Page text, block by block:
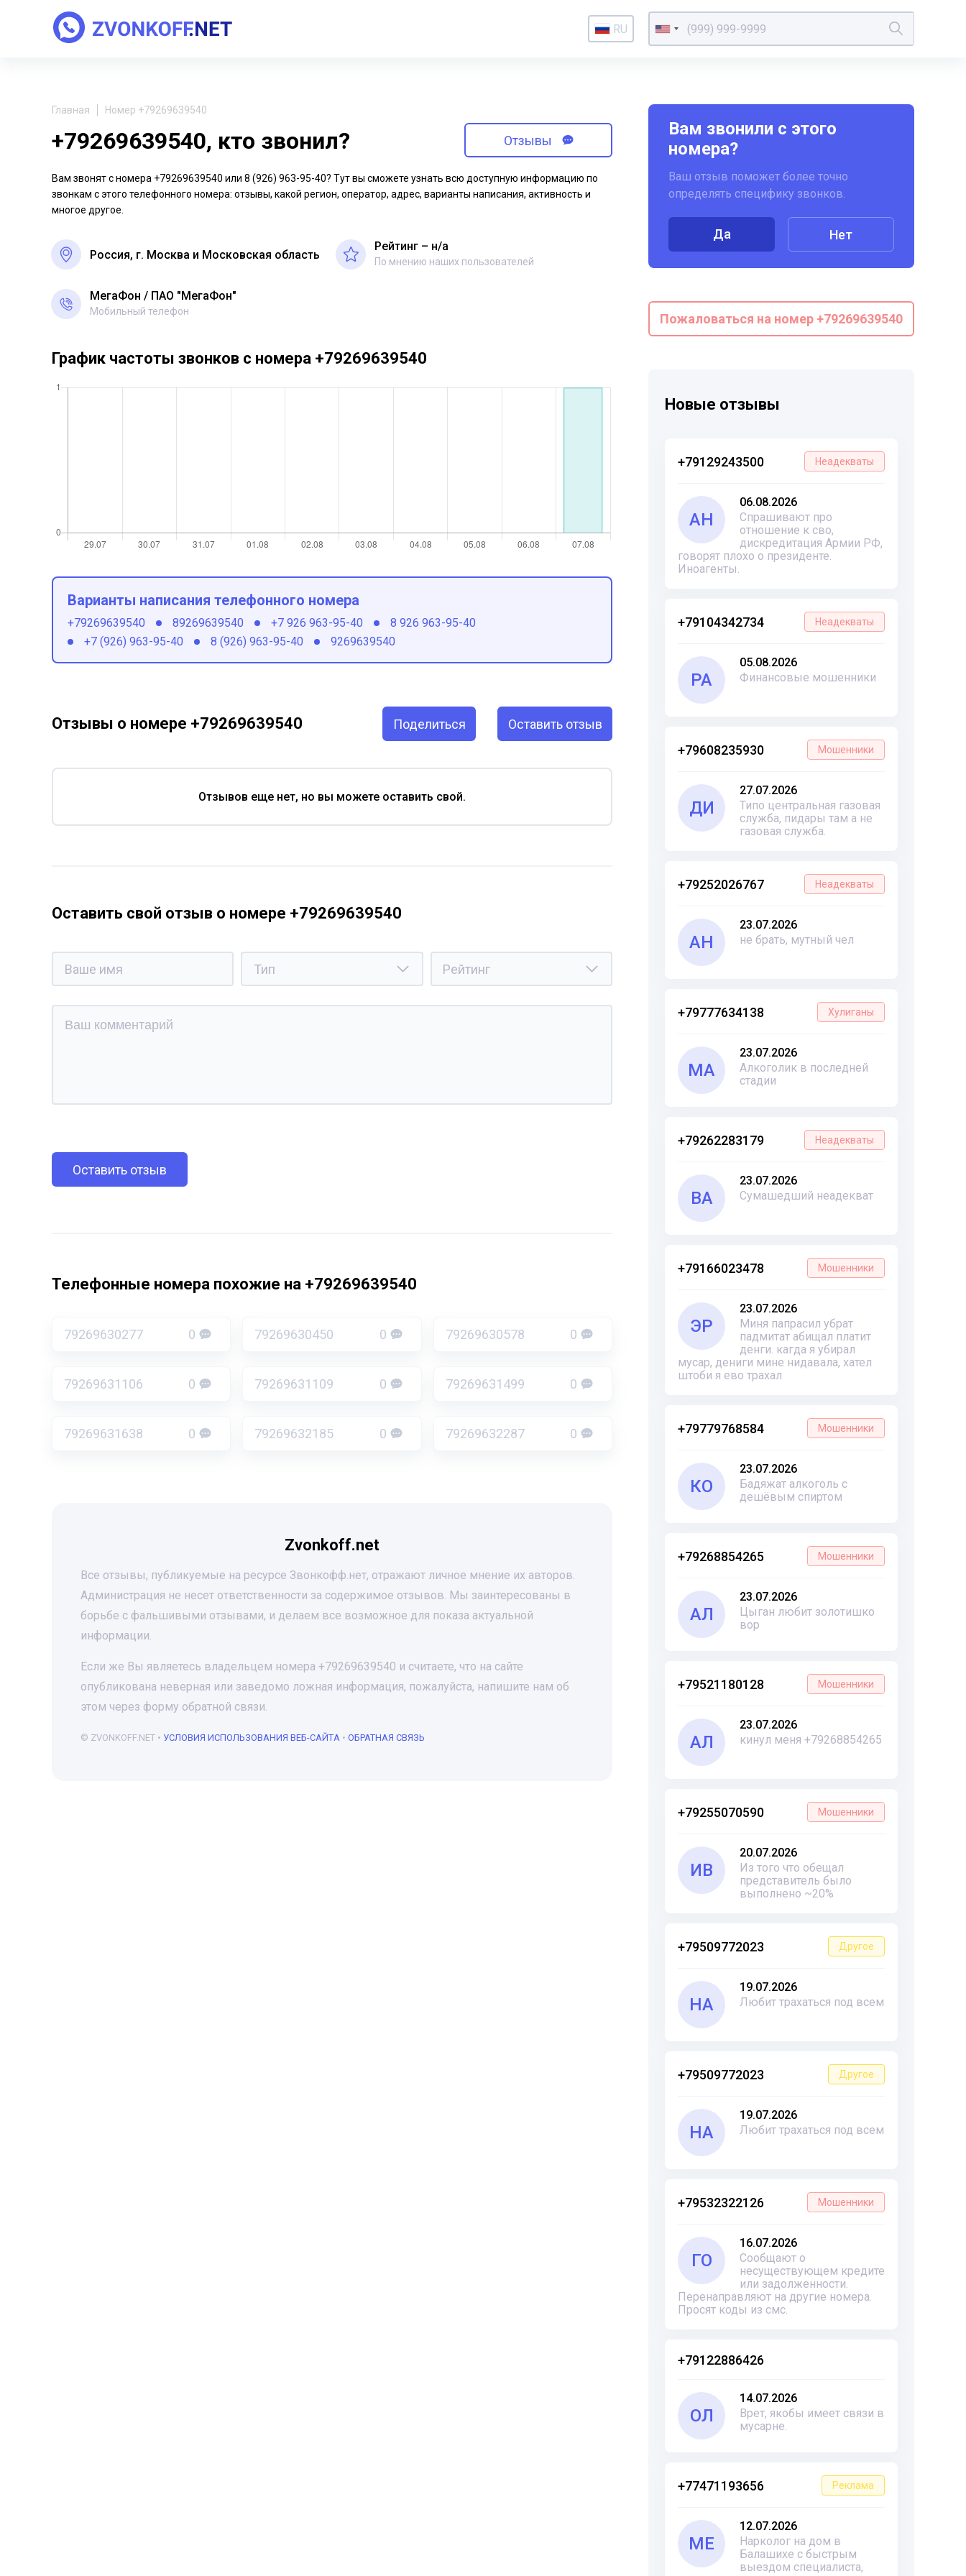
RU
Главная Номер +79269639540
+79269639540, кто звонил? Отзывы
Вам звонят с номера +79269639540 или 8 (926) 963-95-40? Тут вы сможете узнать всю доступную информацию по
звонкам с этого телефонного номера: отзывы, какой регион, оператор, адрес, варианты написания, активность и
многое другое.
Россия, г. Москва и Московская область
Рейтинг – н/a
По мнению наших пользователей
МегаФон ПАО "МегаФон"
Мобильный телефон
Вам звонили с этого
номера?
Ваш отзыв поможет более точно
определять специфику звонков.
Да Нет
Пожаловаться на номер +79269639540
Новые отзывы
+79129243500 Неадекваты
АН
06.08.2026
Спрашивают про
отношение к сво,
дискредитация Армии РФ,
говорят плохо о президенте.
Иноагенты.
+79104342734 Неадекваты
РА
05.08.2026
Финансовые мошенники
+79608235930 Мошенники
ДИ
27.07.2026
Типо центральная газовая
служба, пидары там а не
газовая служба.
+79252026767 Неадекваты
АН
23.07.2026
не брать, мутный чел
+79777634138 Хулиганы
МА
23.07.2026
Алкоголик в последней
стадии
+79262283179 Неадекваты
ВА
23.07.2026
Сумашедший неадекват
+79166023478 Мошенники
ЭР
23.07.2026
Миня папрасил убрат
падмитат абищал платит
денги. кагда я убирал
мусар, дениги мине нидавала, хател
штоби я ево трахал
+79779768584 Мошенники
КО
23.07.2026
Бадяжат алкоголь с
дешёвым спиртом
+79268854265 Мошенники
АЛ
23.07.2026
Цыган любит золотишко
вор
+79521180128 Мошенники
АЛ
23.07.2026
кинул меня +79268854265
+79255070590 Мошенники
ИВ
20.07.2026
Из того что обещал
представитель было
выполнено ~20%
+79509772023 Другое
НА
19.07.2026
Любит трахаться под всем
+79509772023 Другое
НА
19.07.2026
Любит трахаться под всем
+79532322126 Мошенники
ГО
16.07.2026
Сообщают о
несуществующем кредите
или задолженности.
Перенаправляют на другие номера.
Просят коды из смс.
+79122886426
ОЛ
14.07.2026
Врет, якобы имеет связи в
мусарне.
+77471193656 Реклама
ME
12.07.2026
Нарколог на дом в
Балашихе с быстрым
выездом специалиста,
График частоты звонков с номера +79269639540
Варианты написания телефонного номера
+79269639540 89269639540 +7 926 963-95-40
8 926 963-95-40
+7 (926) 963-95-40
8 (926) 963-95-40 9269639540
Отзывы о номере +79269639540 Поделиться Оставить отзыв
Отзывов еще нет, но вы можете оставить свой.
Оставить свой отзыв о номере +79269639540
Оставить отзыв
Телефонные номера похожие на +79269639540
79269630277 0 79269630450 0 79269630578 0
79269631106 0 79269631109 0 79269631499 0
79269631638 0 79269632185 0 79269632287 0
Zvonkoff.net
Все отзывы, публикуемые на ресурсе Звонкофф.нет, отражают личное мнение их авторов.
Администрация не несет ответственности за содержимое отзывов. Мы заинтересованы в
борьбе с фальшивыми отзывами, и делаем все возможное для показа актуальной
информации.
Если же Вы являетесь владельцем номера +79269639540 и считаете, что на сайте
опубликована неверная или заведомо ложная информация, пожалуйста, напишите нам об
этом через форму обратной связи.
© ZVONKOFF.NET • УСЛОВИЯ ИСПОЛЬЗОВАНИЯ ВЕБ-САЙТА • ОБРАТНАЯ СВЯЗЬ